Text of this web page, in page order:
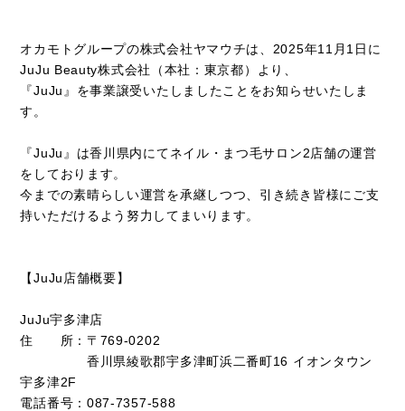
オカモトグループの株式会社ヤマウチは、2025年11月1日に
JuJu Beauty株式会社（本社：東京都）より、
『JuJu』を事業譲受いたしましたことをお知らせいたしま
す。
『JuJu』は香川県内にてネイル・まつ毛サロン2店舗の運営
をしております。
今までの素晴らしい運営を承継しつつ、引き続き皆様にご支
持いただけるよう努力してまいります。
【JuJu店舗概要】
JuJu宇多津店
住 所：〒769‐0202
香川県綾歌郡宇多津町浜二番町16 イオンタウン
宇多津2F
電話番号：087‐7357‐588